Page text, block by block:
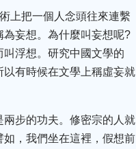
上把一個人念頭往來連繫
妄想。為什麼叫妄想呢?
浮想。研究中國文學的
有時候在文學上稱虛妄就
步的功夫。修密宗的人就
，我們坐在這裡，假想前